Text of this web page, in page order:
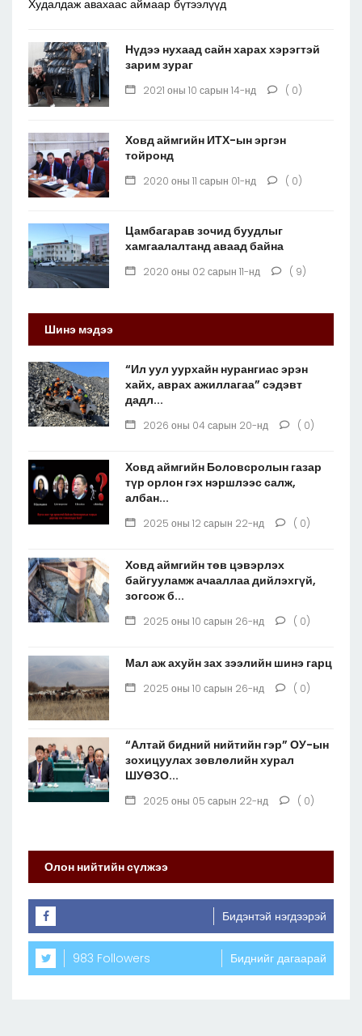
Худалдаж авахаас аймаар бүтээлүүд
Нүдээ нухаад сайн харах хэрэгтэй
зарим зураг
2021 оны 10 сарын 14-нд ( 0)
Ховд аймгийн ИТХ-ын эргэн
тойронд
2020 оны 11 сарын 01-нд ( 0)
Цамбагарав зочид буудлыг
хамгаалалтанд аваад байна
2020 оны 02 сарын 11-нд ( 9)
Шинэ мэдээ
“Ил уул уурхайн нурангиас эрэн
хайх, аврах ажиллагаа” сэдэвт
дадл...
2026 оны 04 сарын 20-нд ( 0)
Ховд аймгийн Боловсролын газар
түр орлон гэх нэршлээс салж,
албан...
2025 оны 12 сарын 22-нд ( 0)
Ховд аймгийн төв цэвэрлэх
байгууламж ачааллаа дийлэхгүй,
зогсож б...
2025 оны 10 сарын 26-нд ( 0)
Мал аж ахуйн зах зээлийн шинэ гарц
2025 оны 10 сарын 26-нд ( 0)
“Алтай бидний нийтийн гэр” ОУ-ын
зохицуулах зөвлөлийн хурал
ШУӨЗО...
2025 оны 05 сарын 22-нд ( 0)
Олон нийтийн сүлжээ
Бидэнтэй нэгдээрэй
983 Followers Биднийг дагаарай